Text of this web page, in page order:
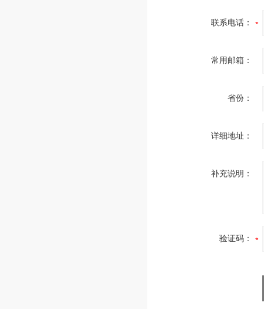
联系电话：
常用邮箱：
省份：
详细地址：
补充说明：
验证码：